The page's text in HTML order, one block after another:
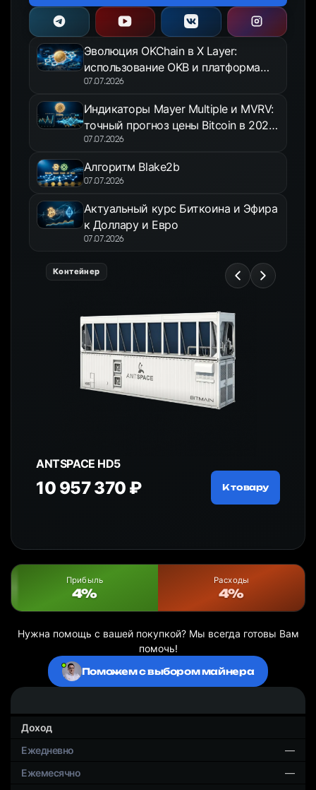
Эволюция OKChain в X Layer:
использование OKB и платформа
OKX Jumpstart в 2026 году
07.07.2026
Индикаторы Mayer Multiple и MVRV:
точный прогноз цены Bitcoin в 2026
году
07.07.2026
Алгоритм Blake2b
07.07.2026
Актуальный курс Биткоина и Эфира
к Доллару и Евро
07.07.2026
Контейнер
ANTSPACE HD5
10 957 370 ₽ К товару
Прибыль
4%
Расходы
4%
Нужна помощь с вашей покупкой? Мы всегда готовы Вам
помочь!
Поможем с выбором майнера
Доход
—
—